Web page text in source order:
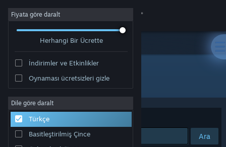
Giriş yap
Hakkında
Destek
Fiyata göre daralt
Herhangi Bir Ücrette
İndirimler ve Etkinlikler
Oynaması ücretsizleri gizle
Dile göre daralt
Türkçe
Basitleştirilmiş Çince
Geliştirici: Monstars Inc.
Sırala Uygunluk
Ara